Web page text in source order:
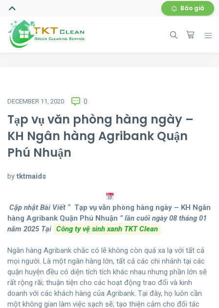
Báo giá
DECEMBER 11, 2020 0
Tạp vụ văn phòng hàng ngày –
KH Ngân hàng Agribank Quận
Phú Nhuận
by tktmaids
Cập nhật Bài Viết “Tạp vụ văn phòng hàng ngày – KH Ngân
hàng Agribank Quận Phú Nhuận ” lần cuối ngày 08 tháng 01
năm 2025 Tại Công ty vệ sinh xanh TKT Clean
Ngân hàng Agribank chắc có lẽ không còn quá xa lạ với tất cả
mọi người. Là một ngân hàng lớn, tất cả các chi nhánh tại các
quận huyện đều có diện tích tích khác nhau nhưng phần lớn sẽ
rất rộng rãi; thuận tiện cho các hoạt động trao đổi và kinh
doanh với các khách hàng của Agribank. Tại đây, họ luôn cần
một không gian làm việc sạch sẽ; tạo thiện cảm cho đối tác